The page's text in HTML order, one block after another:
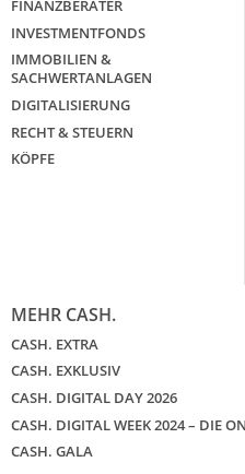
FINANZBERATER
INVESTMENTFONDS
IMMOBILIEN &
SACHWERTANLAGEN
DIGITALISIERUNG
RECHT & STEUERN
KÖPFE
MEHR CASH.
CASH. EXTRA
CASH. EXKLUSIV
CASH. DIGITAL DAY 2026
CASH. DIGITAL WEEK 2024 – DIE
CASH. GALA